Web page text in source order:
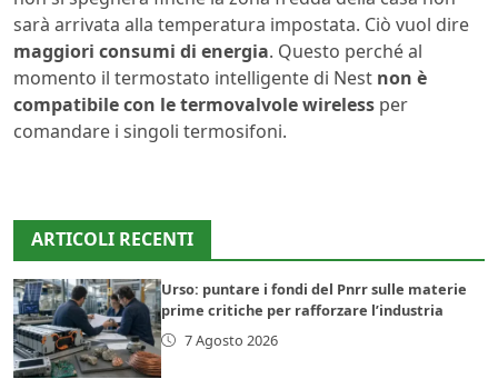
sarà arrivata alla temperatura impostata. Ciò vuol dire
maggiori consumi di energia. Questo perché al
momento il termostato intelligente di Nest non è
compatibile con le termovalvole wireless per
comandare i singoli termosifoni.
ARTICOLI RECENTI
Urso: puntare i fondi del Pnrr sulle materie
prime critiche per rafforzare l’industria
7 Agosto 2026